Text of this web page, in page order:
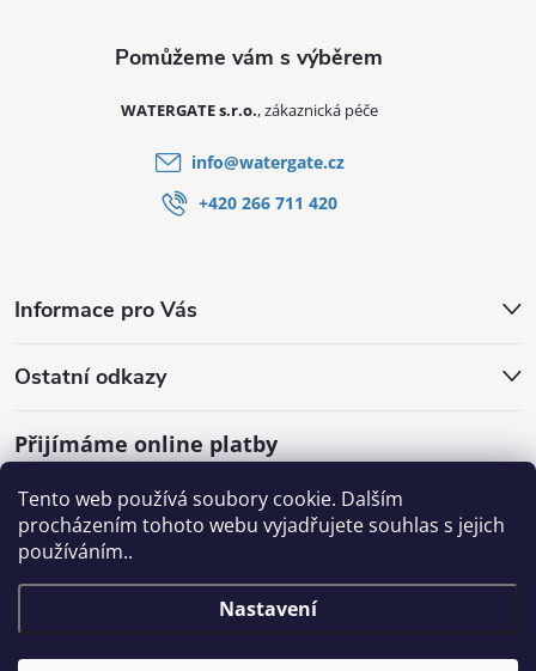
Tento web používá soubory cookie. Dalším
procházením tohoto webu vyjadřujete souhlas s jejich
používáním..
Nastavení
Informace pro Vás
Ostatní odkazy
Přijímáme online platby
WATERGATE s.r.o.
info@watergate.cz
+420 266 711 420